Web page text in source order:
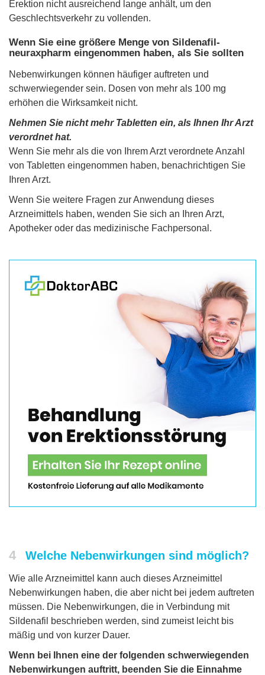
Erektion nicht ausreichend lange anhält, um den
Geschlechtsverkehr zu vollenden.
Wenn Sie eine größere Menge von Sildenafil-
neuraxpharm eingenommen haben, als Sie sollten
Nebenwirkungen können häufiger auftreten und
schwerwiegender sein. Dosen von mehr als 100 mg
erhöhen die Wirksamkeit nicht.
Nehmen Sie nicht mehr Tabletten ein, als Ihnen Ihr Arzt
verordnet hat.
Wenn Sie mehr als die von Ihrem Arzt verordnete Anzahl
von Tabletten eingenommen haben, benachrichtigen Sie
Ihren Arzt.
Wenn Sie weitere Fragen zur Anwendung dieses
Arzneimittels haben, wenden Sie sich an Ihren Arzt,
Apotheker oder das medizinische Fachpersonal.
4 Welche Nebenwirkungen sind möglich?
Wie alle Arzneimittel kann auch dieses Arzneimittel
Nebenwirkungen haben, die aber nicht bei jedem auftreten
müssen. Die Nebenwirkungen, die in Verbindung mit
Sildenafil beschrieben werden, sind zumeist leicht bis
mäßig und von kurzer Dauer.
Wenn bei Ihnen eine der folgenden schwerwiegenden
Nebenwirkungen auftritt, beenden Sie die Einnahme